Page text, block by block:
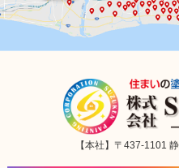
【本社】〒437-1101